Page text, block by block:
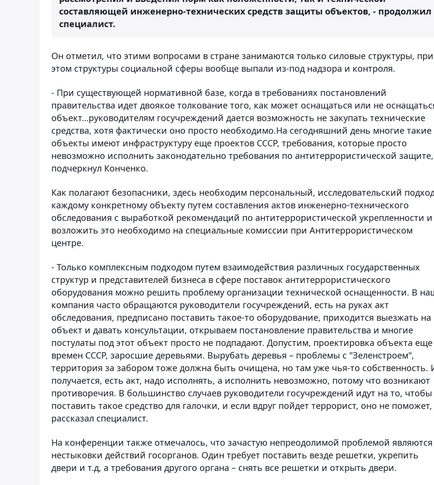
составляющей инженерно-технических средств защиты объектов, - продолжил
специалист.
Он отметил, что этими вопросами в стране занимаются только силовые структуры, при
этом структуры социальной сферы вообще выпали из-под надзора и контроля.
- При существующей нормативной базе, когда в требованиях постановлений
правительства идет двоякое толкование того, как может оснащаться или не
объект…руководителям госучреждений дается возможность не закупать технические
средства, хотя фактически оно просто необходимо.На сегодняшний день многие такие
объекты имеют инфраструктуру еще проектов СССР, требования, которые просто
невозможно исполнить законодательно требования по антитеррористической
подчеркнул Конченко.
Как полагают безопасники, здесь необходим персональный, исследовательский
каждому конкретному объекту путем составления актов инженерно-технического
обследования с выработкой рекомендаций по антитеррористической укрепленности и
возложить это необходимо на специальные комиссии при Антитеррористическом
центре.
- Только комплексным подходом путем взаимодействия различных государственных
структур и представителей бизнеса в сфере поставок антитеррористического
оборудования можно решить проблему организации технической оснащенности. В
компания часто обращаются руководители госучреждений, есть на руках акт
обследования, предписано поставить такое-то оборудование, приходится выезжать на
объект и давать консультации, открываем постановление правительства и многие
постулаты под этот объект просто не подпадают. Допустим, проектировка объекта еще
времен СССР, заросшие деревьями. Вырубать деревья – проблемы с "Зеленстроем",
территория за забором тоже должна быть очищена, но там уже чья-то собственность.
получается, есть акт, надо исполнять, а исполнить невозможно, потому что возникают
противоречия. В большинство случаев руководители госучреждений идут на то, чтобы
поставить такое средство для галочки, и если вдруг пойдет террорист, оно не поможет,
рассказал специалист.
На конференции также отмечалось, что зачастую непреодолимой проблемой являются
нестыковки действий госорганов. Один требует поставить везде решетки, укрепить
двери и т.д, а требования другого органа – снять все решетки и открыть двери.